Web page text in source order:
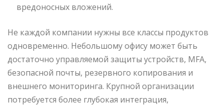
вредоносных вложений.
Не каждой компании нужны все классы продуктов
одновременно. Небольшому офису может быть
достаточно управляемой защиты устройств, MFA,
безопасной почты, резервного копирования и
внешнего мониторинга. Крупной организации
потребуется более глубокая интеграция,